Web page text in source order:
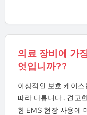
의료 장비에 가
엇입니까??
이상적인 보호 케이
따라 다릅니다.. 견고
한 EMS 현장 사용에